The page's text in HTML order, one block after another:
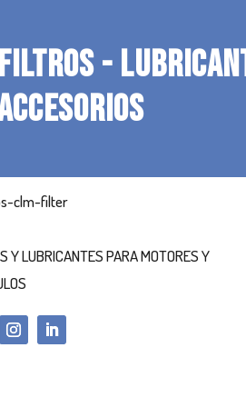
FILTROS -
Y LUBRICANTES PARA MOTORES Y